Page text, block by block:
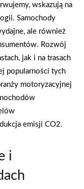
wskazują na
Samochody
ale również
Rozwój
jak i na trasach
popularności tych
motoryzacyjnej
emisji CO2.
i